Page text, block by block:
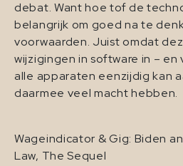
debat. Want hoe tof de
belangrijk om goed na te
voorwaarden. Juist omdat
wijzigingen in software in – en
alle apparaten eenzijdig kan
daarmee veel macht hebben.
Wageindicator & Gig: Biden
Law, The Sequel